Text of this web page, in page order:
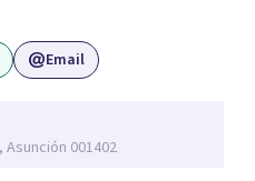
conflictos y fortalecimiento
hacia tus metas. Estoy
la vida y las relaciones que
Email
001402